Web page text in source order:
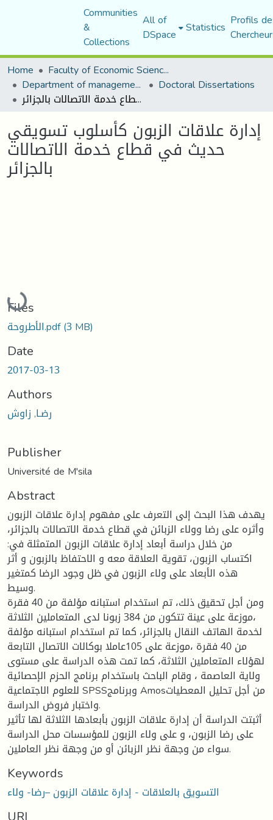
Communities
&
Collections
All of
DSpace Statistics Profils
Home
Faculty of Economic Sciences, Commerce and Management Sciences
Department of management sciences Doctoral Dissertations
إدارة علاقات الزبون كأسلوب تسويقي حديث في قطاع خدمة الاتصالات بالجزائر
إدارة علاقات الزبون كأسلوب تسويقي
حديث في قطاع خدمة الاتصالات
بالجزائر
Loading...
Files
الأطروحة.pdf(3 MB)
Date
2017-03-13
Authors
رضـا, زاوش
Publisher
Université de M'sila
Abstract
يهدف هذا البحث إلى التعرف على مفهوم إدارة علاقات الزبون
وأثره على رضا وولاء الزبائن في قطاع خدمة الاتصالات بالجزائر،
من خلال دراسة أبعاد إدارة علاقات الزبون المتمثلة في:
اكتساب الزبون، تقوية العلاقة معه و الاحتفاظ بالزبون و أثر
هذه الأبعاد على ولاء الزبون في ظل وجود الرضا كمتغير
وسيط.
ومن أجل تحقيق ذلك، تم استخدام استبانه مؤلفة من 40 فقرة
،موزعة على عينة تتكون من 384 زبونا لدى المتعاملين الثلاثة
لخدمة الهاتف النقال بالجزائر، كما تم استخدام استبانه مؤلفة
من 40 فقرة ،موزعة على 105عاملا بوكالات الاتصال التابعة
لهؤلاء المتعاملين الثلاثة، كما تمت هذه الدراسة على مستوى
ولاية العاصمة ، وقام الباحث باستخدام برنامج الحزم الإحصائية
للعلوم الاجتماعية SPSSوبرنامج Amosمن أجل تحليل المعطيات
واختبار فروض الدراسة.
أثبتت الدراسة أن إدارة علاقات الزبون بأبعادها الثلاثة لها تأثير
على رضا الزبون، و على ولاء الزبون للمؤسسات محل الدراسة
سواء من وجهة نظر الزبائن أو من وجهة نظر العاملين.
Keywords
التسويق بالعلاقات - إدارة علاقات الزبون –رضا- ولاء